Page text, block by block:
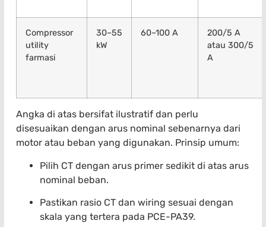
Compressor
utility
farmasi
30–55
kW
60–100 A
200/5 A
atau 300/5
A
Angka di atas bersifat ilustratif dan perlu
disesuaikan dengan arus nominal sebenarnya dari
motor atau beban yang digunakan. Prinsip umum:
Pilih CT dengan arus primer sedikit di atas arus
nominal beban.
Pastikan rasio CT dan wiring sesuai dengan
skala yang tertera pada PCE-PA39.